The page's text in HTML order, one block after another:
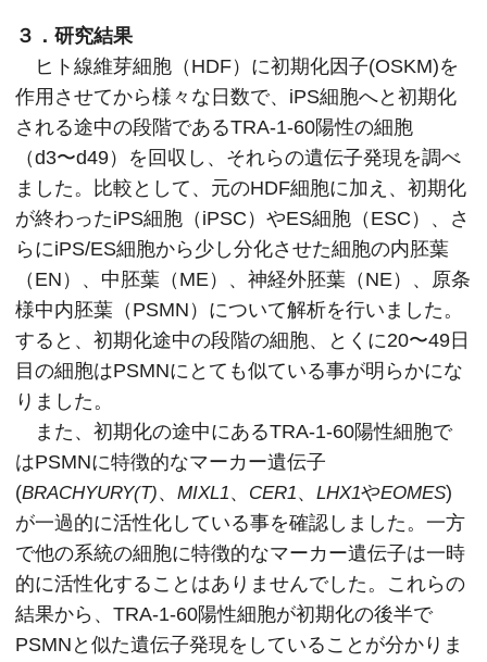
３．研究結果
ヒト線維芽細胞（HDF）に初期化因子(OSKM)を
作用させてから様々な日数で、iPS細胞へと初期化
される途中の段階であるTRA-1-60陽性の細胞
（d3〜d49）を回収し、それらの遺伝子発現を調べ
ました。比較として、元のHDF細胞に加え、初期化
が終わったiPS細胞（iPSC）やES細胞（ESC）、さ
らにiPS/ES細胞から少し分化させた細胞の内胚葉
（EN）、中胚葉（ME）、神経外胚葉（NE）、原条
様中内胚葉（PSMN）について解析を行いました。
すると、初期化途中の段階の細胞、とくに20〜49日
目の細胞はPSMNにとても似ている事が明らかにな
りました。
また、初期化の途中にあるTRA-1-60陽性細胞で
はPSMNに特徴的なマーカー遺伝子
(BRACHYURY(T)、MIXL1、 CER1、LHX1やEOMES)
が一過的に活性化している事を確認しました。一方
で他の系統の細胞に特徴的なマーカー遺伝子は一時
的に活性化することはありませんでした。これらの
結果から、TRA-1-60陽性細胞が初期化の後半で
PSMNと似た遺伝子発現をしていることが分かりま